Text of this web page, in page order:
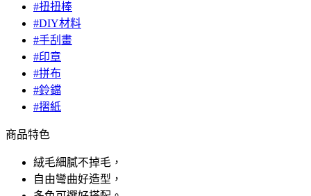
#扭扭棒
#DIY材料
#手刮畫
#印章
#拼布
#鈴鐺
#摺紙
商品特色
絨毛細膩不掉毛，
自由彎曲好造型，